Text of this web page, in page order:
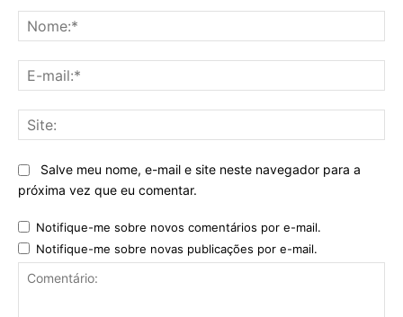
Salve meu nome, e-mail e site neste navegador para a
próxima vez que eu comentar.
Notifique-me sobre novos comentários por e-mail.
Notifique-me sobre novas publicações por e-mail.